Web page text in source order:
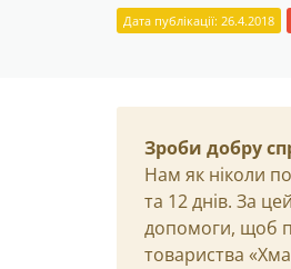
Дата публікації: 26.4.2018
Зроби добру
Нам як ніколи
та 12 днів. За
допомоги, щоб
товариства